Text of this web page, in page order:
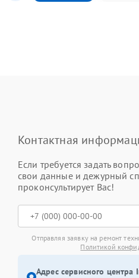
Контактная
Если требуется задать
свои данные и дежурный
проконсультирует Вас!
Отправляя заявку на ремонт
Политикой
Адрес сервисного центра